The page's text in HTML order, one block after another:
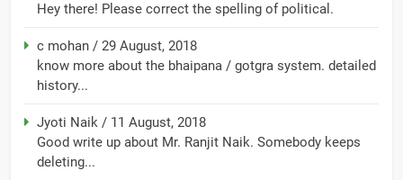
Hey there! Please correct the spelling of political.
c mohan / 29 August, 2018
know more about the bhaipana / gotgra system. detailed
history...
Jyoti Naik / 11 August, 2018
Good write up about Mr. Ranjit Naik. Somebody keeps
deleting...